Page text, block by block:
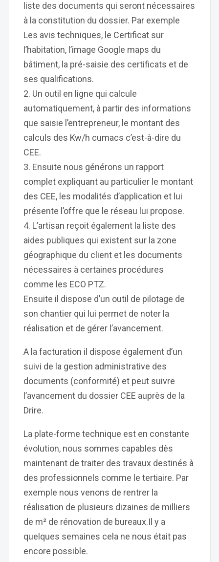
liste des documents qui seront nécessaires
à la constitution du dossier. Par exemple
Les avis techniques, le Certificat sur
l’habitation, l’image Google maps du
bâtiment, la pré-saisie des certificats et de
ses qualifications.
Un outil en ligne qui calcule
automatiquement, à partir des informations
que saisie l’entrepreneur, le montant des
calculs des Kw/h cumacs c’est-à-dire du
CEE.
Ensuite nous générons un rapport
complet expliquant au particulier le montant
des CEE, les modalités d’application et lui
présente l’offre que le réseau lui propose.
L’artisan reçoit également la liste des
aides publiques qui existent sur la zone
géographique du client et les documents
nécessaires à certaines procédures
comme les ECO PTZ.
Ensuite il dispose d’un outil de pilotage de
son chantier qui lui permet de noter la
réalisation et de gérer l’avancement.
A la facturation il dispose également d’un
suivi de la gestion administrative des
documents (conformité) et peut suivre
l’avancement du dossier CEE auprès de la
Drire.
La plate-forme technique est en constante
évolution, nous sommes capables dès
maintenant de traiter des travaux destinés à
des professionnels comme le tertiaire. Par
exemple nous venons de rentrer la
réalisation de plusieurs dizaines de milliers
de m² de rénovation de bureaux.Il y a
quelques semaines cela ne nous était pas
encore possible.